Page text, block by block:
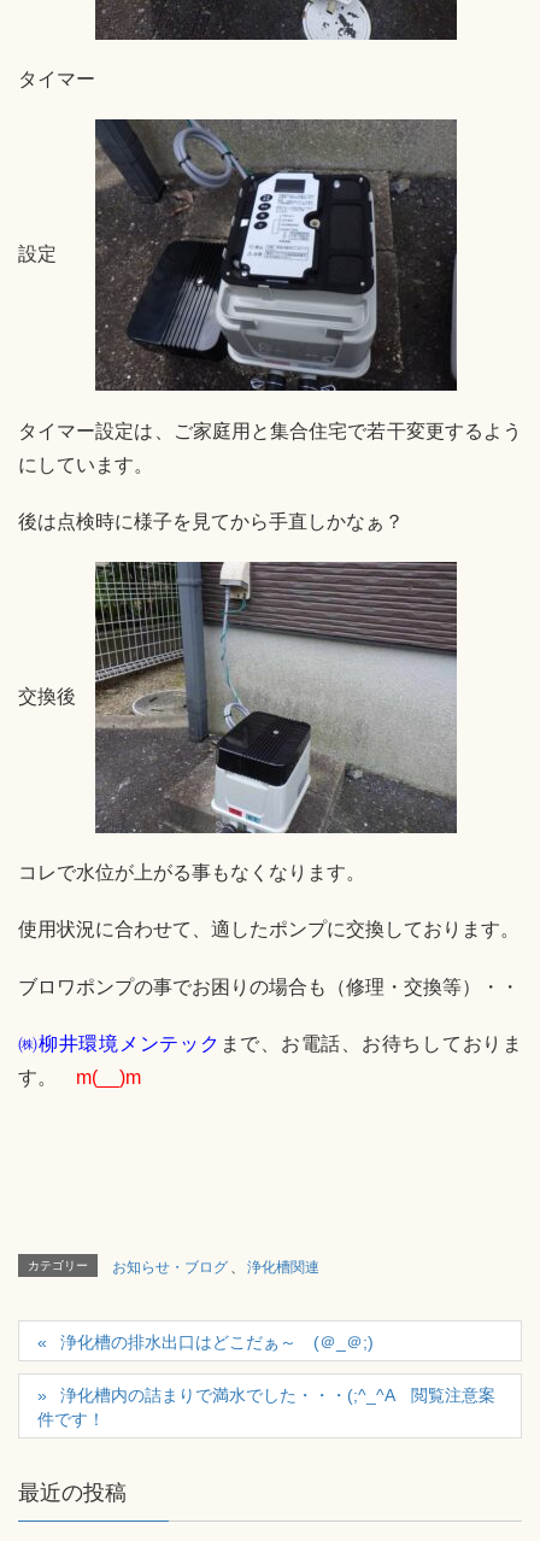
タイマー
設定
タイマー設定は、ご家庭用と集合住宅で若干変更するよう
にしています。
後は点検時に様子を見てから手直しかなぁ？
交換後
コレで水位が上がる事もなくなります。
使用状況に合わせて、適したポンプに交換しております。
ブロワポンプの事でお困りの場合も（修理・交換等）・・
㈱柳井環境メンテック まで、お電話、お待ちしておりま
す。 m(__)m
カテゴリー お知らせ・ブログ 、 浄化槽関連
浄化槽の排水出口はどこだぁ～ (＠_＠;)
浄化槽内の詰まりで満水でした・・・(;^_^A 閲覧注意案
件です！
最近の投稿